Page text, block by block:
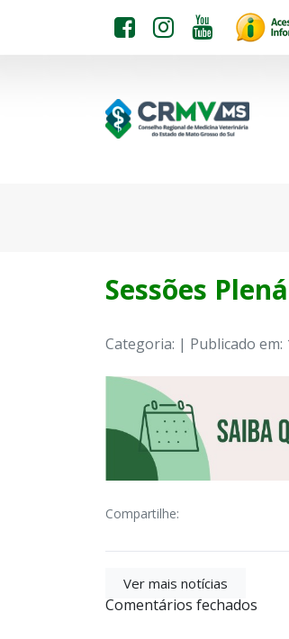
Sessões
Categoria: | Publicado em:
Compartilhe:
Ver mais notícias
Comentários fechados